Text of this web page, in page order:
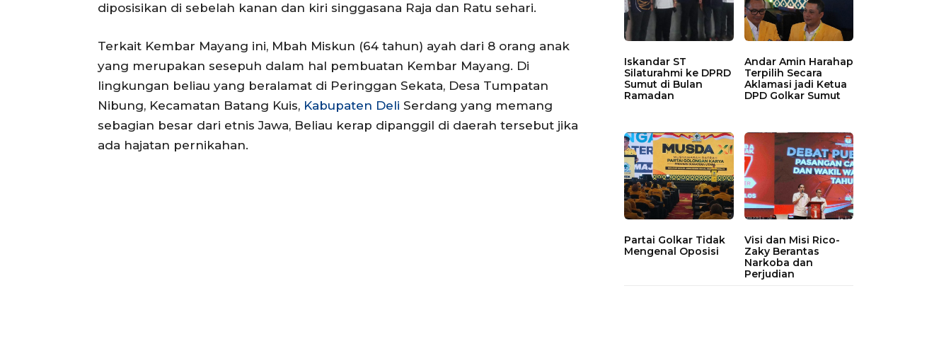
diposisikan di sebelah kanan dan kiri singgasana Raja dan Ratu sehari.
Terkait Kembar Mayang ini, Mbah Miskun (64 tahun) ayah dari 8 orang anak
yang merupakan sesepuh dalam hal pembuatan Kembar Mayang. Di
lingkungan beliau yang beralamat di Peringgan Sekata, Desa Tumpatan
Nibung, Kecamatan Batang Kuis, Kabupaten Deli Serdang yang memang
sebagian besar dari etnis Jawa, Beliau kerap dipanggil di daerah tersebut jika
ada hajatan pernikahan.
Iskandar ST
Silaturahmi ke DPRD
Sumut di Bulan
Ramadan
Andar Amin Harahap
Terpilih Secara
Aklamasi jadi Ketua
DPD Golkar Sumut
Partai Golkar Tidak
Mengenal Oposisi
Visi dan Misi Rico-
Zaky Berantas
Narkoba dan
Perjudian